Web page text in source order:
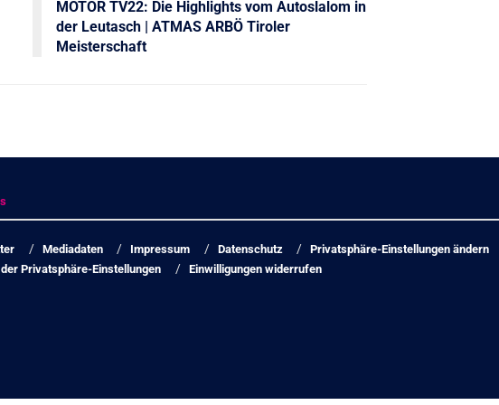
MOTOR TV22: Die Highlights vom Autoslalom in
der Leutasch | ATMAS ARBÖ Tiroler
Meisterschaft
Mediadaten Impressum Datenschutz
Privatsphäre-Einstellungen ändern
Privatsphäre-Einstellungen
Einwilligungen widerrufen